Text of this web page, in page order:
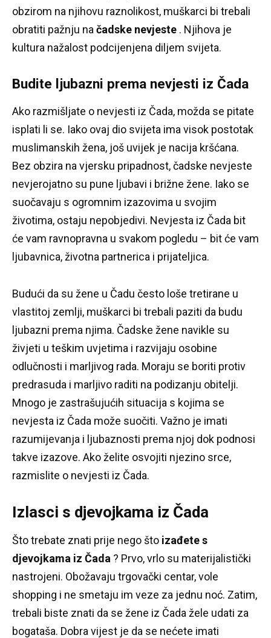
obzirom na njihovu raznolikost, muškarci bi trebali
obratiti pažnju na čadske nevjeste . Njihova je
kultura nažalost podcijenjena diljem svijeta.
Budite ljubazni prema nevjesti iz Čada
Ako razmišljate o nevjesti iz Čada, možda se pitate
isplati li se. Iako ovaj dio svijeta ima visok postotak
muslimanskih žena, još uvijek je nacija kršćana.
Bez obzira na vjersku pripadnost, čadske nevjeste
nevjerojatno su pune ljubavi i brižne žene. Iako se
suočavaju s ogromnim izazovima u svojim
životima, ostaju nepobjedivi. Nevjesta iz Čada bit
će vam ravnopravna u svakom pogledu – bit će vam
ljubavnica, životna partnerica i prijateljica.
Budući da su žene u Čadu često loše tretirane u
vlastitoj zemlji, muškarci bi trebali paziti da budu
ljubazni prema njima. Čadske žene navikle su
živjeti u teškim uvjetima i razvijaju osobine
odlučnosti i marljivog rada. Moraju se boriti protiv
predrasuda i marljivo raditi na podizanju obitelji.
Mnogo je zastrašujućih situacija s kojima se
nevjesta iz Čada može suočiti. Važno je imati
razumijevanja i ljubaznosti prema njoj dok podnosi
takve izazove. Ako želite osvojiti njezino srce,
razmislite o nevjesti iz Čada.
Izlasci s djevojkama iz Čada
Što trebate znati prije nego što izađete s
djevojkama iz Čada ? Prvo, vrlo su materijalistički
nastrojeni. Obožavaju trgovački centar, vole
shopping i ne smetaju im veze za jednu noć. Zatim,
trebali biste znati da se žene iz Čada žele udati za
bogataša. Dobra vijest je da se nećete imati